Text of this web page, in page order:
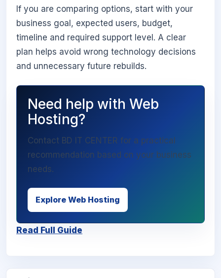
If you are comparing options, start with your
business goal, expected users, budget,
timeline and required support level. A clear
plan helps avoid wrong technology decisions
and unnecessary future rebuilds.
Need help with Web
Hosting?
Contact BD IT CENTER for a practical
recommendation based on your business
needs.
Explore Web Hosting
Read Full Guide